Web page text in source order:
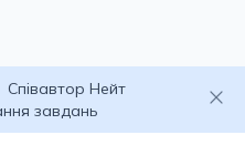
Співавтор Нейт
завдань